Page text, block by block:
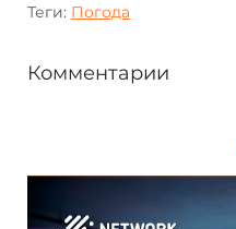
Теги: Погода
Комментарии